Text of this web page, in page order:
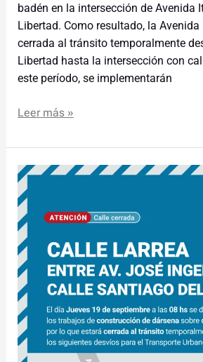
badén en la intersección de Avenida
Libertad. Como resultado, la
cerrada al tránsito temporalmente
Libertad hasta la intersección con
este período, se implementarán
Leer más »
Cierre
Temporal
en
Calle
Larrea
por
Construcción
de
Dársena